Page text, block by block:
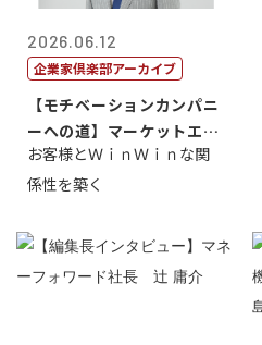
2026.06.12
企業家倶楽部アーカイブ
【モチベーションカンパニ
ーへの道】マーケットエン
タープライズ...
お客様とＷｉｎＷｉｎな関
係性を築く